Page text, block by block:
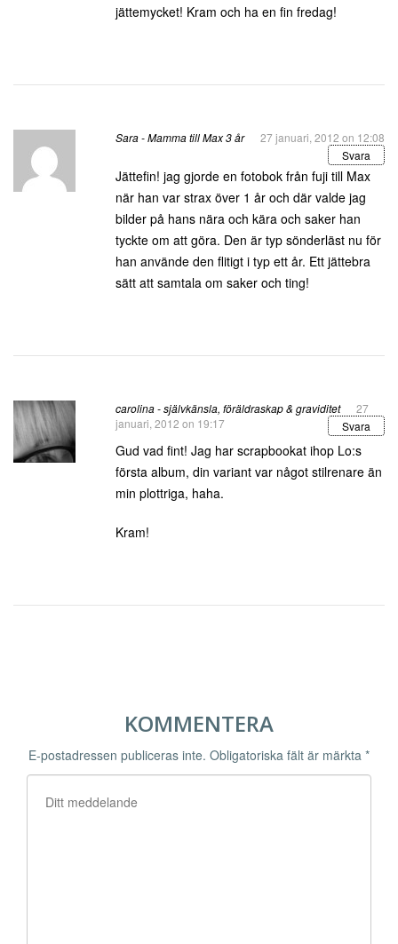
jättemycket! Kram och ha en fin fredag!
Sara - Mamma till Max 3 år
27 januari, 2012 on 12:08
Svara
Jättefin! jag gjorde en fotobok från fuji till Max
när han var strax över 1 år och där valde jag
bilder på hans nära och kära och saker han
tyckte om att göra. Den är typ sönderläst nu för
han använde den flitigt i typ ett år. Ett jättebra
sätt att samtala om saker och ting!
carolina - självkänsla, föräldraskap & graviditet
27
januari, 2012 on 19:17
Svara
Gud vad fint! Jag har scrapbookat ihop Lo:s
första album, din variant var något stilrenare än
min plottriga, haha.
Kram!
KOMMENTERA
E-postadressen publiceras inte. Obligatoriska fält är märkta *